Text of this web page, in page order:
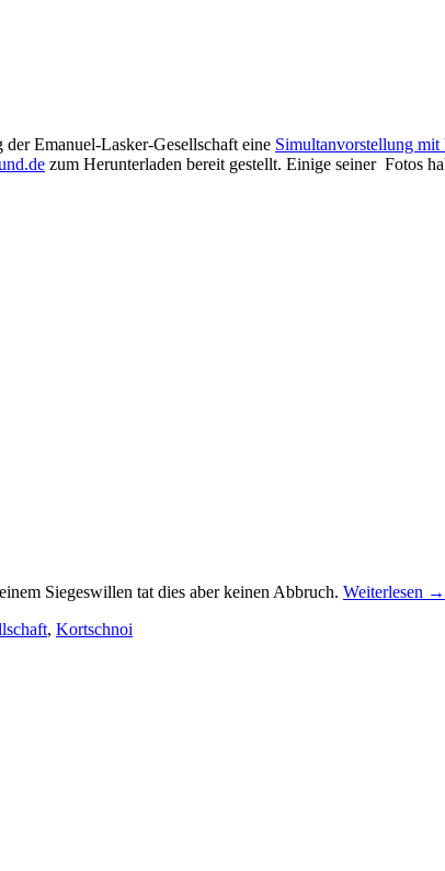
Emanuel-Lasker-Gesellschaft eine Simultanvorstellung mit
zum Herunterladen bereit gestellt. Einige seiner Fotos
Siegeswillen tat dies aber keinen Abbruch. Weiterlesen →
, Kortschnoi